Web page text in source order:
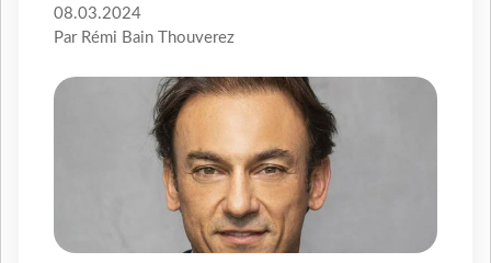
08.03.2024
Par Rémi Bain Thouverez